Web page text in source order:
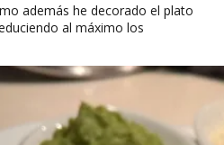
además he decorado el plato
al máximo los